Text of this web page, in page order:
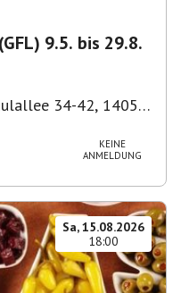
Deutsche Football Liga (GFL) 9.5. bis 29.8.
34-42, 14055
KEINE
ANMELDUNG
Sa, 15.08.2026
18:00